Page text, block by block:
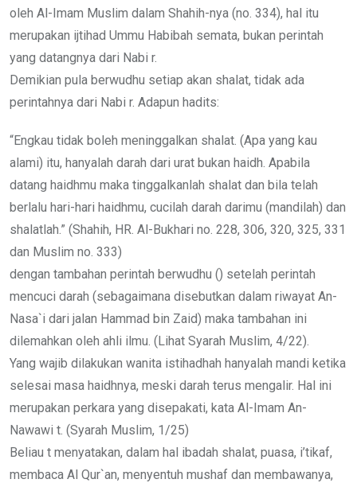
oleh Al-Imam Muslim dalam Shahih-nya (no. 334), hal itu
merupakan ijtihad Ummu Habibah semata, bukan perintah
yang datangnya dari Nabi r.
Demikian pula berwudhu setiap akan shalat, tidak ada
perintahnya dari Nabi r. Adapun hadits:
“Engkau tidak boleh meninggalkan shalat. (Apa yang kau
alami) itu, hanyalah darah dari urat bukan haidh. Apabila
datang haidhmu maka tinggalkanlah shalat dan bila telah
berlalu hari-hari haidhmu, cucilah darah darimu (mandilah) dan
shalatlah.” (Shahih, HR. Al-Bukhari no. 228, 306, 320, 325, 331
dan Muslim no. 333)
dengan tambahan perintah berwudhu () setelah perintah
mencuci darah (sebagaimana disebutkan dalam riwayat An-
Nasa`i dari jalan Hammad bin Zaid) maka tambahan ini
dilemahkan oleh ahli ilmu. (Lihat Syarah Muslim, 4/22).
Yang wajib dilakukan wanita istihadhah hanyalah mandi ketika
selesai masa haidhnya, meski darah terus mengalir. Hal ini
merupakan perkara yang disepakati, kata Al-Imam An-
Nawawi t. (Syarah Muslim, 1/25)
Beliau t menyatakan, dalam hal ibadah shalat, puasa, i’tikaf,
membaca Al Qur`an, menyentuh mushaf dan membawanya,